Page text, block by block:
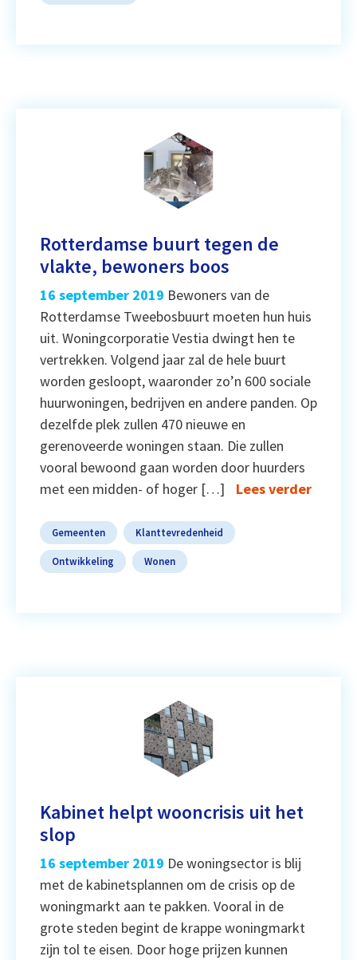
Rotterdamse buurt tegen de
vlakte, bewoners boos
16 september 2019 Bewoners van de
Rotterdamse Tweebosbuurt moeten hun huis
uit. Woningcorporatie Vestia dwingt hen te
vertrekken. Volgend jaar zal de hele buurt
worden gesloopt, waaronder zo’n 600 sociale
huurwoningen, bedrijven en andere panden. Op
dezelfde plek zullen 470 nieuwe en
gerenoveerde woningen staan. Die zullen
vooral bewoond gaan worden door huurders
met een midden- of hoger […]
Lees verder
Gemeenten Klanttevredenheid
Ontwikkeling Wonen
Kabinet helpt wooncrisis uit het
slop
16 september 2019 De woningsector is blij
met de kabinetsplannen om de crisis op de
woningmarkt aan te pakken. Vooral in de
grote steden begint de krappe woningmarkt
zijn tol te eisen. Door hoge prijzen kunnen